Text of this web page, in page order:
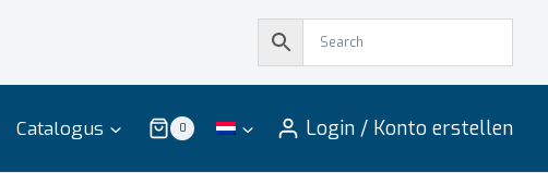
Catalogus 0 Login / Konto erstellen